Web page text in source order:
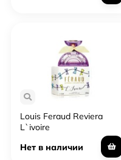
Louis Feraud Reviera
L`ivoire
Нет в наличии